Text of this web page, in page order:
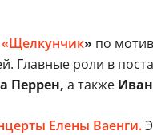
«Щелкунчик» по
роли в
Перрен, а также
Елены Ваенги.